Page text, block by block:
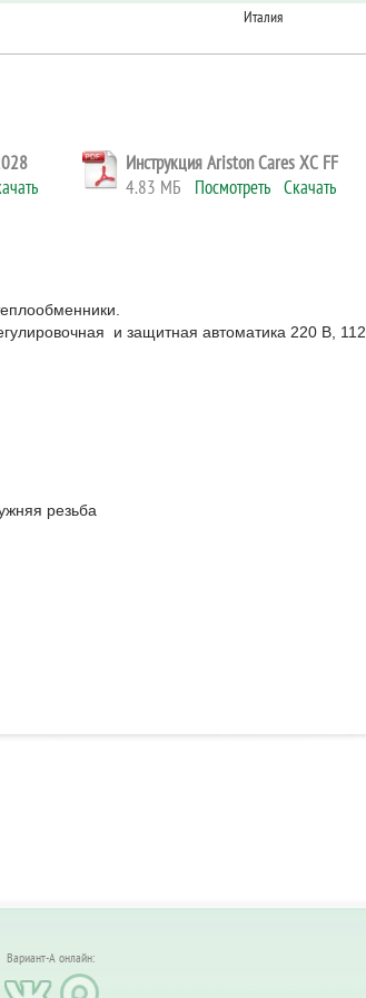
Италия
Инструкция Ariston Cares XC FF
4.83 МБ Посмотреть Скачать
и защитная автоматика 220 В,
резьба
Вариант-А онлайн: